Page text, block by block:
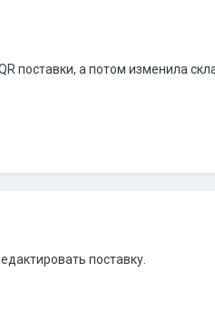
поставки, а потом изменила
поставку.